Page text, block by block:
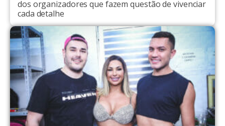
dos organizadores que fazem questão de vivenciar
cada detalhe